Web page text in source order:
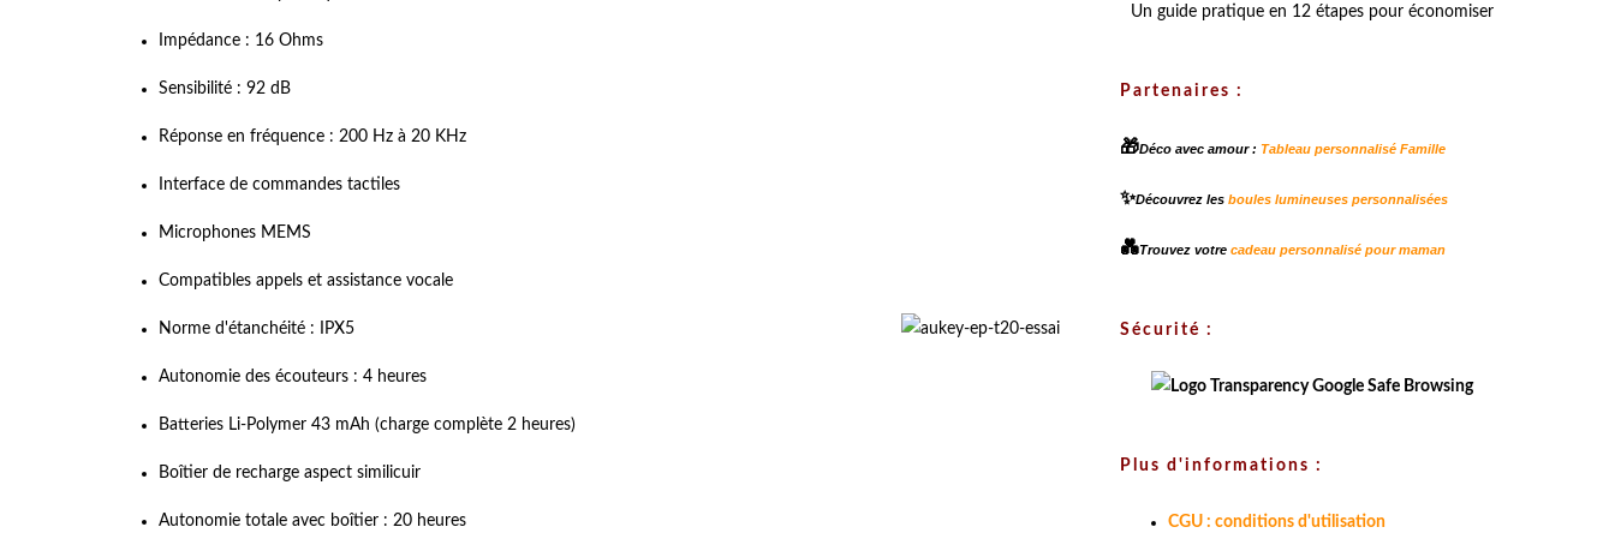
Impédance : 16 Ohms
Sensibilité : 92 dB
Réponse en fréquence : 200 Hz à 20 KHz
Interface de commandes tactiles
Microphones MEMS
Compatibles appels et assistance vocale
Norme d'étanchéité : IPX5
Autonomie des écouteurs : 4 heures
Batteries Li-Polymer 43 mAh (charge complète 2 heures)
Boîtier de recharge aspect similicuir
Autonomie totale avec boîtier : 20 heures
Un guide pratique en 12 étapes pour économiser
Partenaires :
🎁Déco avec amour : Tableau personnalisé Famille
✨Découvrez les boules lumineuses personnalisées
💑Trouvez votre cadeau personnalisé pour maman
Sécurité :
Plus d'informations :
CGU : conditions d'utilisation